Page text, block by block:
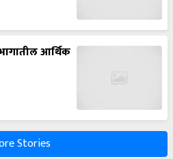
आर्थिक
Stories